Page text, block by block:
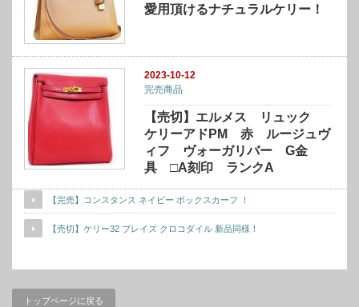
愛用頂けるナチュラルケリー！
2023-10-12
完売商品
【売切】エルメス リュック
ケリーアドPM 赤 ルージュヴ
ィフ ヴォーガリバー G金
具 □A刻印 ランクA
【完売】コンスタンス ネイビー ボックスカーフ ！
【売切】ケリー32 ブレイズ クロコダイル 新品同様！
トップページに戻る